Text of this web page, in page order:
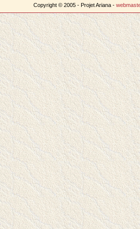
Copyright © 2005 - Projet Ariana -